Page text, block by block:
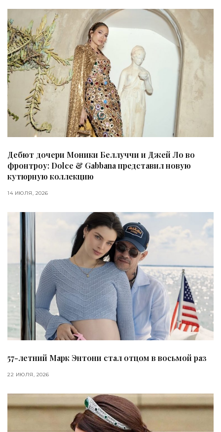
Дебют дочери Моники Беллуччи и Джей Ло во
фронтроу: Dolce & Gabbana представил новую
кутюрную коллекцию
14 ИЮЛЯ, 2026
57-летний Марк Энтони стал отцом в восьмой раз
22 ИЮЛЯ, 2026